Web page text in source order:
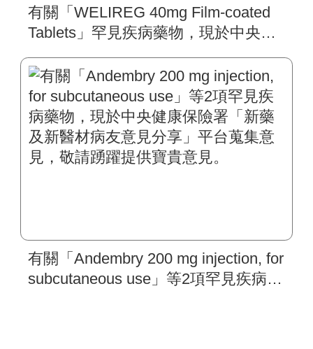
有關「WELIREG 40mg Film-coated
Tablets」罕見疾病藥物，現於中央健
享」平台蒐集意見，敬請踴躍提供寶
貴意見。
有關「Andembry 200 mg injection, for
subcutaneous use」等2項罕見疾病藥